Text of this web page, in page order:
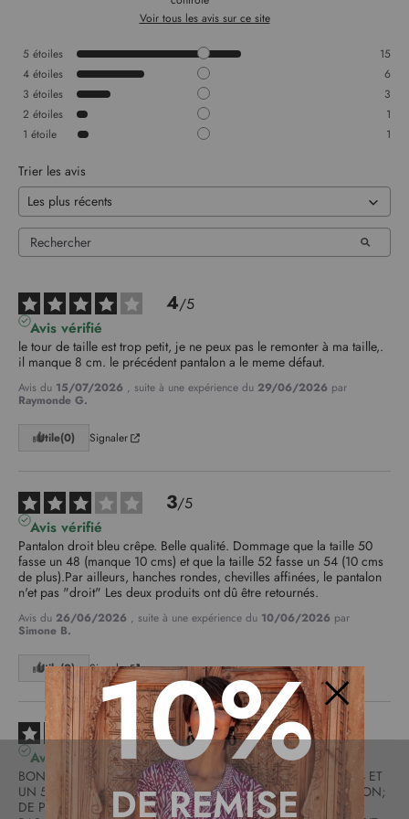
Voir tous les avis sur ce site
5 étoiles
15
4 étoiles
6
3 étoiles
3
2 étoiles
1
1 étoile 1
Trier les avis
4/5
Avis vérifié
le tour de taille est trop petit, je ne peux pas le remonter à ma taille,.
il manque 8 cm. le précédent pantalon a le meme défaut.
Avis du 15/07/2026 , suite à une expérience du 29/06/2026 par
Raymonde G.
Utile(0) Signaler
3/5
Avis vérifié
Pantalon droit bleu crêpe. Belle qualité. Dommage que la taille 50
fasse un 48 (manque 10 cms) et que la taille 52 fasse un 54 (10 cms
de plus).Par ailleurs, hanches rondes, chevilles affinées, le pantalon
n'et pas "droit" Les deux produits ont dû être retournés.
Avis du 26/06/2026 , suite à une expérience du 10/06/2026 par
Simone B.
Utile(0) Signaler
2 5
Avis vérifié
BONNE QUALITE MAIS HELAS UNE TAILLE 52 QUI FAIT UN 54 ET
UN 50 QUI FAIT UN 48. OBLIGEE DE RETOURNER LE PANTALON;
DE PLUS HANCHES RONDES ET JAMBES AMINCIES DANS LE
Fermer
10%
DE REMISE